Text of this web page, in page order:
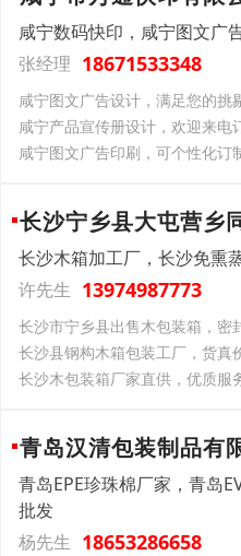
咸宁数码快印，咸宁图文广
张经理 18671533348
咸宁图文广告设计，满足您的挑
咸宁产品宣传册设计，欢迎来电
咸宁图文广告印刷，可个性化订
长沙宁乡县大屯营乡
长沙木箱加工厂，长沙免熏
许先生 13974987773
长沙市宁乡县出售木包装箱，密
长沙县钢构木箱包装工厂，货真
长沙木包装箱厂家直供，优质服
青岛汉清包装制品有
青岛EPE珍珠棉厂家，青岛
批发
杨先生 18653286658